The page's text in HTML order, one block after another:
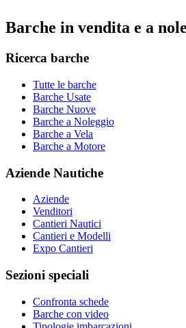
Barche in vendita e a
Ricerca barche
Tutte le barche
Barche Usate
Barche Nuove
Barche a Noleggio
Barche a Vela
Barche a Motore
Aziende Nautiche
Aziende
Venditori
Cantieri Nautici
Cantieri e Modelli
Expo Cantieri
Sezioni speciali
Confronta schede
Barche con video